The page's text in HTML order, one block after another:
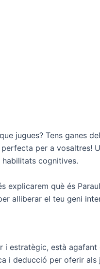
jugues? Tens ganes
per a vosaltres!
cognitives.
explicarem què és
alliberar el teu geni
i estratègic, està
i deducció per oferir als